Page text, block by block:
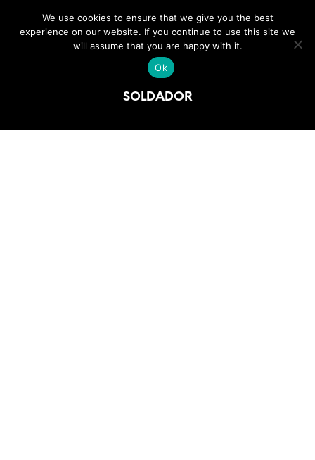
0
SOLDADOR
We use cookies to ensure that we give you the best
experience on our website. If you continue to use this site we
will assume that you are happy with it.
Ok